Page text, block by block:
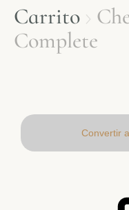
Carrito 
Complete
Convertir